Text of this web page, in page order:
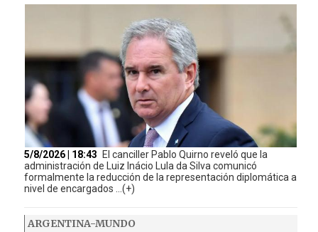
5/8/2026 | 18:43
El canciller Pablo Quirno reveló que la
administración de Luiz Inácio Lula da Silva comunicó
formalmente la reducción de la representación diplomática a
nivel de encargados ...(+)
ARGENTINA-MUNDO